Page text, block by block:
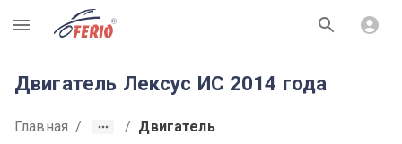
R
Двигатель Лексус ИС 2014 года
Главная / / Двигатель